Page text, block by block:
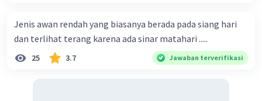
Jenis awan rendah yang biasanya berada pada siang hari
dan terlihat terang karena ada sinar matahari .....
25 3.7 Jawaban terverifikasi